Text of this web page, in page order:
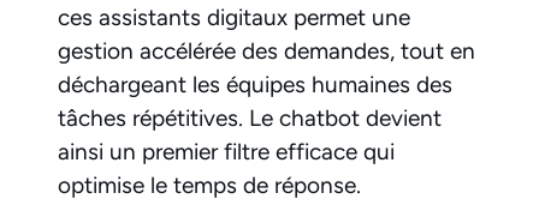
ces assistants digitaux permet une
gestion accélérée des demandes, tout en
déchargeant les équipes humaines des
tâches répétitives. Le chatbot devient
ainsi un premier filtre efficace qui
optimise le temps de réponse.